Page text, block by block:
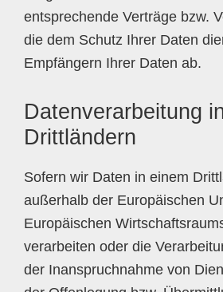
entsprechende Verträge bzw.
die dem Schutz Ihrer Daten
Empfängern Ihrer Daten ab.
Datenverarbeitung
Drittländern
Sofern wir Daten in einem
außerhalb der Europäischen
Europäischen
verarbeiten oder die
der Inanspruchnahme von